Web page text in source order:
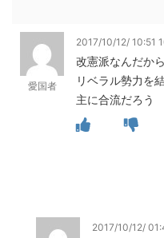
愛国者
2017/10/12/ 10:51
改憲派なんだか
リベラル勢力を
主に合流だろう
2017/10/12/